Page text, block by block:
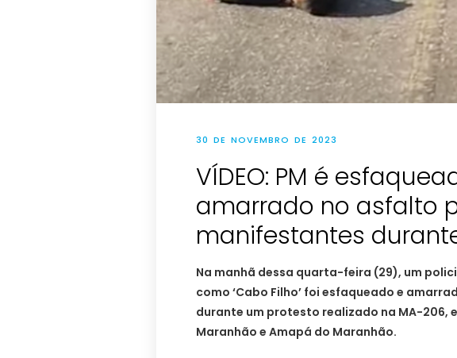
30 DE NOVEMBRO DE 2023
VÍDEO: PM é
amarrado no asfalto
manifestantes
Na manhã dessa quarta-feira (29), um
como ‘Cabo Filho’ foi esfaqueado e
durante um protesto realizado na MA-206,
Maranhão e Amapá do Maranhão.